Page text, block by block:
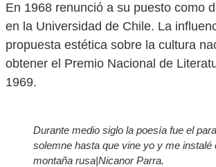
En 1968 renunció a su puesto como
en la Universidad de Chile. La
propuesta estética sobre la cultura
obtener el Premio Nacional de
1969.
Durante medio siglo la poesía fue el
solemne hasta que vine yo y me instalé
montaña rusa|Nicanor Parra.